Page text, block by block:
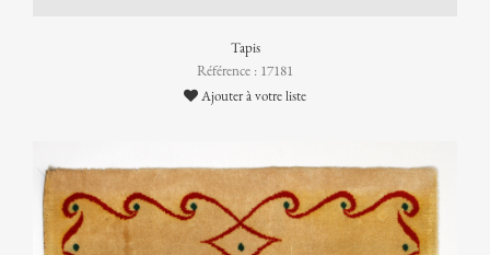
Tapis
Référence : 17181
Ajouter à votre liste